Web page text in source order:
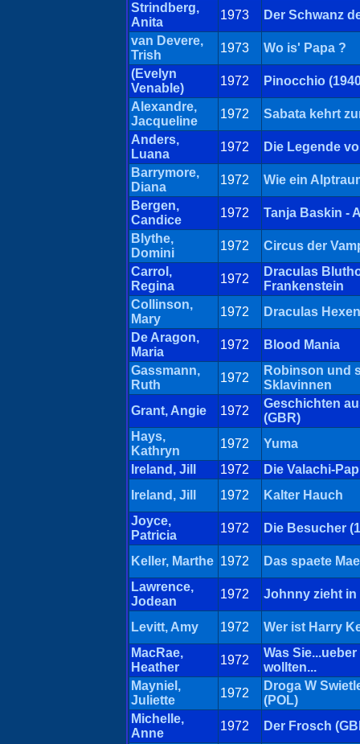
Strindberg,
Anita
1973
Der Schwanz
van Devere,
Trish
1973
Wo is' Papa ?
(Evelyn
Venable)
1972
Pinocchio
Alexandre,
Jacqueline
1972
Sabata kehrt
Anders,
Luana
1972
Die Legende
Barrymore,
Diana
1972
Wie ein
Bergen,
Candice
1972
Tanja Baskin -
Blythe,
Domini
1972
Circus der
Carrol,
Regina
1972
Draculas
Frankenstein
Collinson,
Mary
1972
Draculas
De Aragon,
Maria
1972
Blood Mania
Gassmann,
Ruth
1972
Robinson und
Sklavinnen
Grant, Angie
1972
Geschichten
(GBR)
Hays,
Kathryn
1972
Yuma
Ireland, Jill
1972
Die Valachi-
Ireland, Jill
1972
Kalter Hauch
Joyce,
Patricia
1972 Die Besucher
Keller, Marthe 1972
Das spaete
Lawrence,
Jodean
1972 Johnny zieht in
Levitt, Amy 1972
Wer ist Harry
MacRae,
Heather
1972
Was
wollten...
Mayniel,
Juliette
1972
Droga W
(POL)
Michelle,
Anne
1972
Der Frosch